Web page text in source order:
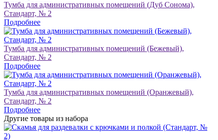
Тумба для административных помещений (Дуб Сонома),
Стандарт, № 2
Подробнее
Тумба для административных помещений (Бежевый),
Стандарт, № 2
Подробнее
Тумба для административных помещений (Оранжевый),
Стандарт, № 2
Подробнее
Другие товары из набора